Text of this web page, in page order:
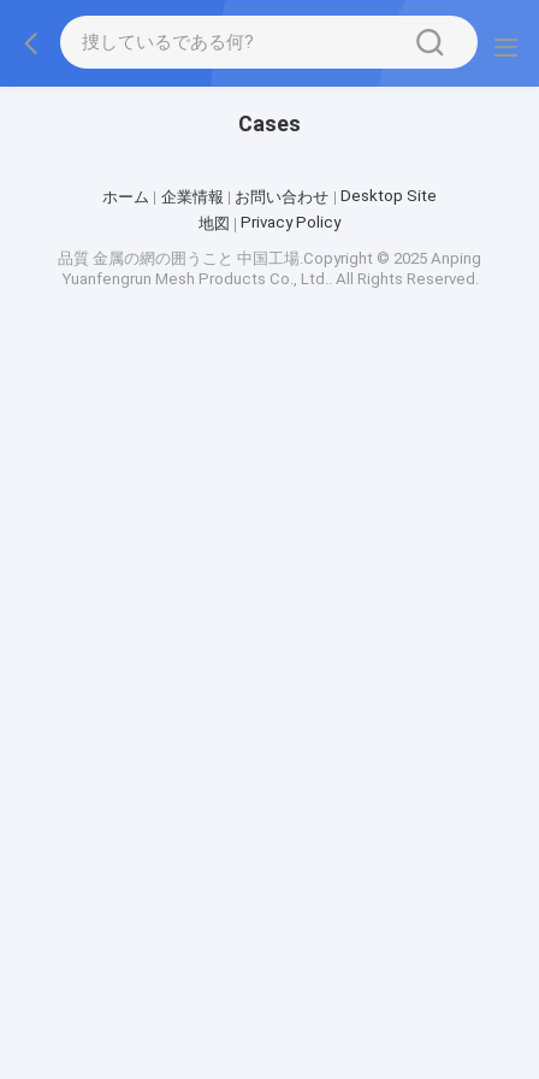
Cases
ホーム 企業情報 お問い合わせ
Desktop Site
地図
Privacy Policy
品質 金属の網の囲うこと 中国工場.Copyright © 2025 Anping
Yuanfengrun Mesh Products Co., Ltd.. All Rights Reserved.